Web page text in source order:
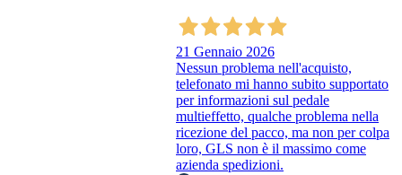
21 Gennaio 2026
Nessun problema nell'acquisto,
telefonato mi hanno subito supportato
per informazioni sul pedale
multieffetto, qualche problema nella
ricezione del pacco, ma non per colpa
loro, GLS non è il massimo come
azienda spedizioni.